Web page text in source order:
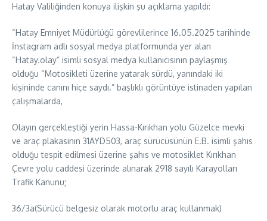
Hatay Valiliğinden konuya ilişkin şu açıklama yapıldı:
“Hatay Emniyet Müdürlüğü görevlilerince 16.05.2025 tarihinde
İnstagram adlı sosyal medya platformunda yer alan
“Hatay.olay” isimli sosyal medya kullanıcısının paylaşmış
olduğu “Motosikleti üzerine yatarak sürdü, yanındaki iki
kişininde canını hiçe saydı.” başlıklı görüntüye istinaden yapılan
çalışmalarda,
Olayın gerçekleştiği yerin Hassa-Kırıkhan yolu Güzelce mevki
ve araç plakasının 31AYD503, araç sürücüsünün E.B. isimli şahıs
olduğu tespit edilmesi üzerine şahıs ve motosiklet Kırıkhan
Çevre yolu caddesi üzerinde alınarak 2918 sayılı Karayolları
Trafik Kanunu;
36/3a(Sürücü belgesiz olarak motorlu araç kullanmak)